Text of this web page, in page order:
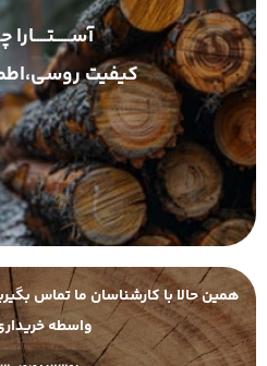
آســـــتــــارا
کیفیت
همین حالا با کارشناسان ما تماس
واسطه